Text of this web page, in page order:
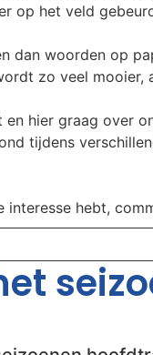
op het veld
dan woorden op
zo veel mooier,
hier graag over
tijdens
hebt,